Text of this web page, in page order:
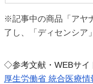
※記事中の商品「アヤ
了し、「ディセンシア
◇参考文献・WEBサイ
厚生労働省 統合医療情